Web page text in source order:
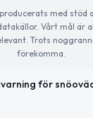
med stöd
Vårt mål är
Trots
förekomma.